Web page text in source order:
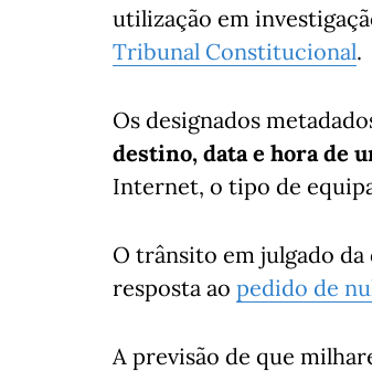
utilização em
Tribunal Constitucional.
Os designados
destino, data e hora de
Internet, o tipo de
O trânsito em julgado da
resposta ao pedido de
A previsão de que